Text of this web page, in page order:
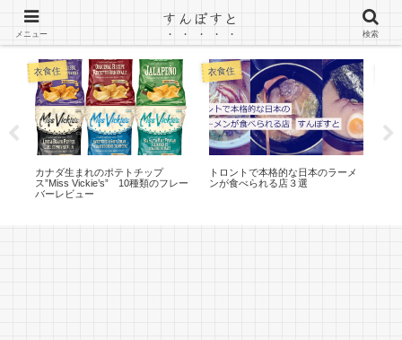
カナダ（トロント）ワーホリのブログ
衣食住
カナダ生まれのポテトチップ
ス”Miss Vickie’s” 10種類のフレー
バーレビュー
衣食住
トロントで本格的な日本のラーメ
ンが食べられる店３選
メニュー
すんぽすと
検索